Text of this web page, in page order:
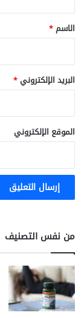
ا
و
ة
و
و
ا
ن
ا
ف
؟
*
الاسم*
البريد الإلكتروني*
الموقع الإلكتروني
من نفس التصنيف